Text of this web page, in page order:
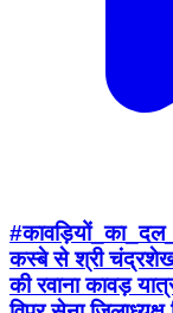
कस्बे से श्री
की रवाना कावड़